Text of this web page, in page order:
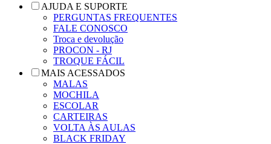
AJUDA E SUPORTE
PERGUNTAS FREQUENTES
FALE CONOSCO
Troca e devolução
PROCON - RJ
TROQUE FÁCIL
MAIS ACESSADOS
MALAS
MOCHILA
ESCOLAR
CARTEIRAS
VOLTA ÀS AULAS
BLACK FRIDAY